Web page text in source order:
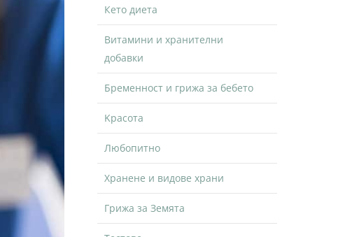
Кето диета
Витамини и хранителни
добавки
Бременност и грижа за бебето
Kрасота
Любопитно
Хранене и видове храни
Грижа за Земята